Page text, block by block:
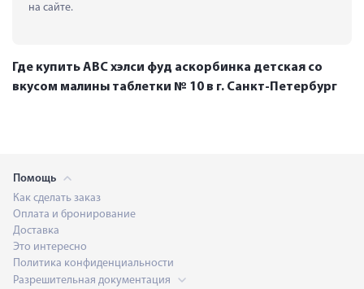
на сайте.
Где купить АВС хэлси фуд аскорбинка детская со
вкусом малины таблетки № 10 в г. Санкт-Петербург
Помощь
Как сделать заказ
Оплата и бронирование
Доставка
Это интересно
Политика конфиденциальности
Разрешительная документация